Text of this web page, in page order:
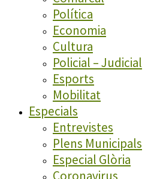
Política
Economia
Cultura
Policial – Judicial
Esports
Mobilitat
Especials
Entrevistes
Plens Municipals
Especial Glòria